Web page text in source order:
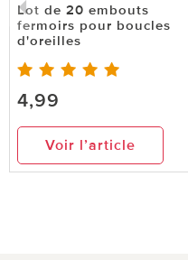
Lot de 20 embouts
fermoirs pour boucles
d'oreilles
4,99
Voir l’article